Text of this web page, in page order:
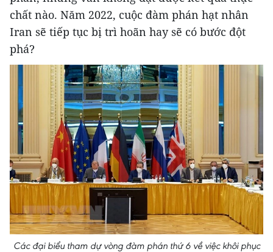
chất nào. Năm 2022, cuộc đàm phán hạt nhân
Iran sẽ tiếp tục bị trì hoãn hay sẽ có bước đột
phá?
Các đại biểu tham dự vòng đàm phán thứ 6 về việc khôi phục